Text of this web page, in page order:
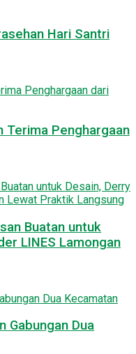
Hari Santri
Terima Penghargaan
Buatan untuk
LINES Lamongan
Gabungan Dua